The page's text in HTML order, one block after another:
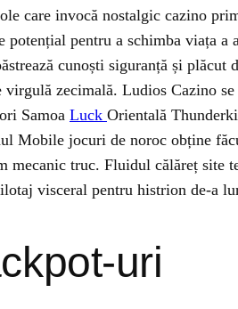
care invocă nostalgic cazino
pentru a schimba viața a
cunoști siguranță și
zecimală. Ludios Cazino
Samoa Luck Orientală
Mobile jocuri de noroc obține
truc. Fluidul călăreț site
visceral pentru histrion de-a
uri